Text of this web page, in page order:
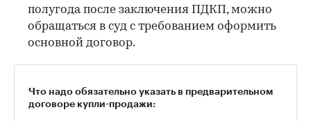
полугода после заключения ПДКП, можно
обращаться в суд с требованием оформить
основной договор.
Что надо обязательно указать в предварительном
договоре купли-продажи: